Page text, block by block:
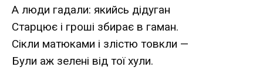
А люди гадали: якийсь дідуган
Старцює і гроші збирає в гаман.
Сікли матюками і злістю товкли —
Були аж зелені від тої хули.